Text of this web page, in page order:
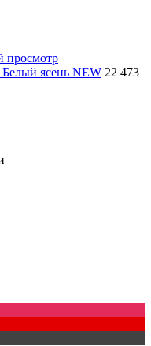
просмотр
Белый ясень NEW 22 473